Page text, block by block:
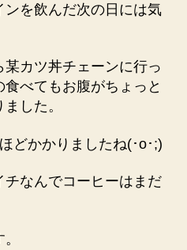
を飲んだ次の日には気
カツ丼チェーンに行っ
べてもお腹がちょっと
した。
どかかりましたね(⁠･⁠o⁠･⁠;⁠)
チなんでコーヒーはまだ